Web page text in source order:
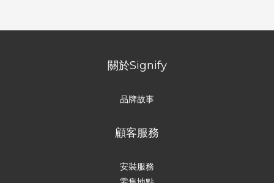
關於Signify
品牌故事
顧客服務
安裝服務